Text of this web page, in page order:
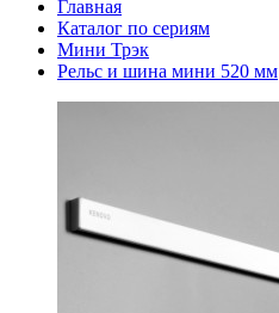
Главная
Каталог по сериям
Мини Трэк
Рельс и шина мини 520 мм